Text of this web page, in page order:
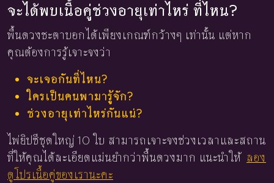
จะได้พบเนื้อคู่ช่วงอายุเท่าไหร่ ที่ไหน?
พื้นดวงชะตาบอกได้เพียงเกณฑ์กว้างๆ เท่านั้น แต่หาก
คุณต้องการรู้เจาะจงว่า
จะเจอกันที่ไหน?
ใครเป็นคนพามารู้จัก?
ช่วงอายุเท่าไหร่กันแน่?
ไพ่ยิปซีชุดใหญ่ 10 ใบ สามารถเจาะจงช่วงเวลาและสถาน
ที่ให้คุณได้ละเอียดแม่นยำกว่าพื้นดวงมาก แนะนำให้ ลอง
ดูโปรเนื้อคู่ของเรานะคะ